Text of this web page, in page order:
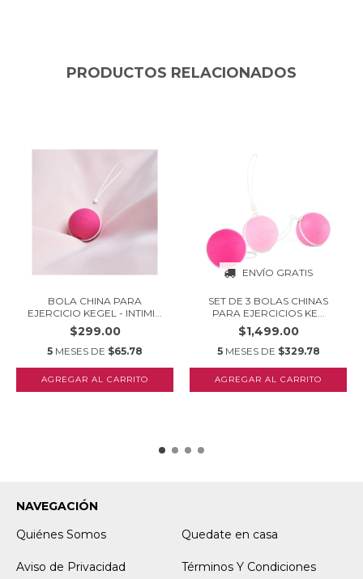
PRODUCTOS RELACIONADOS
BOLA CHINA PARA
EJERCICIO KEGEL - INTIMI...
$299.00
5 MESES DE $65.78
ENVÍO GRATIS
SET DE 3 BOLAS CHINAS
PARA EJERCICIOS KE...
$1,499.00
5 MESES DE $329.78
NAVEGACIÓN
Quiénes Somos
Quedate en casa
Aviso de Privacidad Términos Y Condiciones